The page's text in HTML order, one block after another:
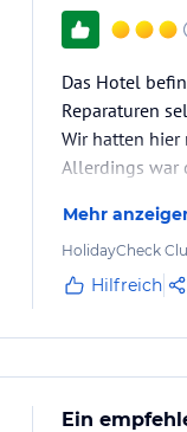
Das Hotel
Reparaturen
Wir hatten hier
Allerdings war
Mehr
HolidayCheck
Hilfreich
Ein